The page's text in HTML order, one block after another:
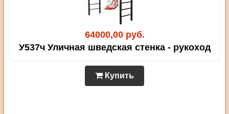
64000,00 руб.
У537ч Уличная шведская стенка - рукоход
Купить